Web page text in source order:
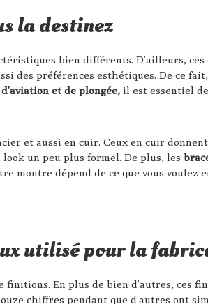
la destinez
bien différents. D’ailleurs,
des préférences esthétiques. De ce
et de plongée, il est essentiel
et aussi en cuir. Ceux en cuir
un peu plus formel. De plus, les
montre dépend de ce que vous voulez
utilisé pour la
En plus de bien d’autres, ces
chiffres pendant que d’autres ont